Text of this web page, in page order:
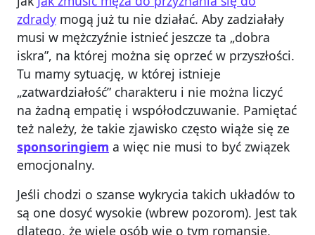
zdrady mogą już tu nie działać. Aby zadziałały
musi w mężczyźnie istnieć jeszcze ta „dobra
iskra”, na której można się oprzeć w przyszłości.
Tu mamy sytuację, w której istnieje
„zatwardziałość” charakteru i nie można liczyć
na żadną empatię i współodczuwanie. Pamiętać
też należy, że takie zjawisko często wiąże się ze
sponsoringiem a więc nie musi to być związek
emocjonalny.
Jeśli chodzi o szanse wykrycia takich układów to
są one dosyć wysokie (wbrew pozorom). Jest tak
dlatego, że wiele osób wie o tym romansie,